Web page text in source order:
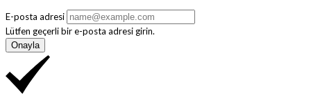
E-posta adresi
Lütfen geçerli bir e-posta adresi girin.
Onayla